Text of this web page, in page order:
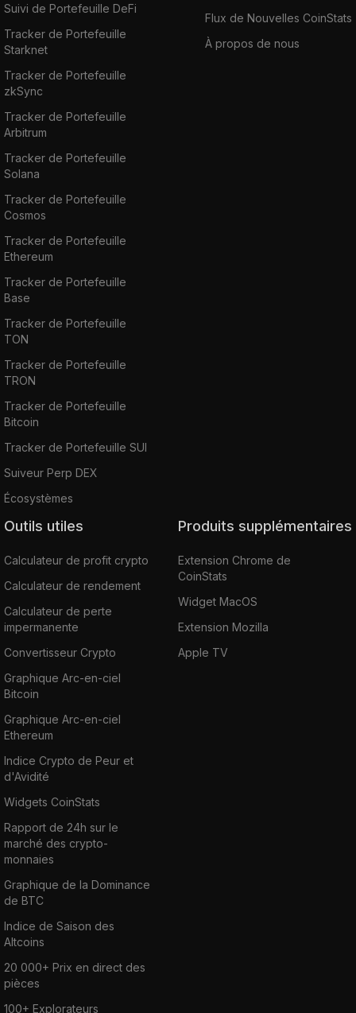
Suivi de Portefeuille DeFi
Tracker de Portefeuille
Starknet
Tracker de Portefeuille
zkSync
Tracker de Portefeuille
Arbitrum
Tracker de Portefeuille
Solana
Tracker de Portefeuille
Cosmos
Tracker de Portefeuille
Ethereum
Tracker de Portefeuille
Base
Tracker de Portefeuille
TON
Tracker de Portefeuille
TRON
Tracker de Portefeuille
Bitcoin
Tracker de Portefeuille SUI
Suiveur Perp DEX
Écosystèmes
Flux de Nouvelles CoinStats
À propos de nous
Outils utiles
Calculateur de profit crypto
Calculateur de rendement
Calculateur de perte
impermanente
Convertisseur Crypto
Graphique Arc-en-ciel
Bitcoin
Graphique Arc-en-ciel
Ethereum
Indice Crypto de Peur et
d'Avidité
Widgets CoinStats
Rapport de 24h sur le
marché des crypto-
monnaies
Graphique de la Dominance
de BTC
Indice de Saison des
Altcoins
20 000+ Prix en direct des
pièces
100+ Explorateurs
Produits supplémentaires
Extension Chrome de
CoinStats
Widget MacOS
Extension Mozilla
Apple TV